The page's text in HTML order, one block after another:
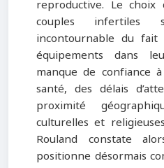
reproductive. Le
couples infertiles
incontournable du fait
équipements dans
manque de confiance
santé, des délais
proximité
culturelles et
Rouland constate
positionne désormais